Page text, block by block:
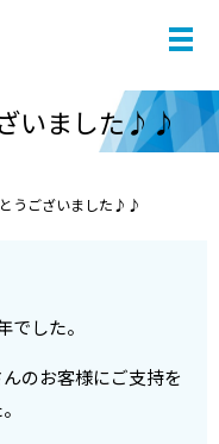
いました♪♪
うございました♪♪
した。
のお客様にご支持を